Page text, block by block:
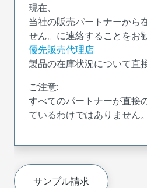
現在、
当社の販売パートナーから
せん。に連絡することをお
優先販売代理店
製品の在庫状況について直
ご注意:
すべてのパートナーが直接
ているわけではありません。
サンプル請求